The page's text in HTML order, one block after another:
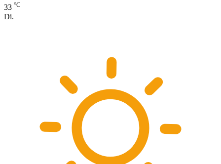
33 °C
Di.